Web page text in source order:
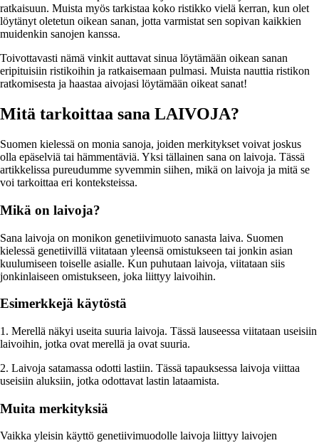
ratkaisuun. Muista myös tarkistaa koko ristikko vielä kerran, kun olet
löytänyt oletetun oikean sanan, jotta varmistat sen sopivan kaikkien
muidenkin sanojen kanssa.
Toivottavasti nämä vinkit auttavat sinua löytämään oikean sanan
eripituisiin ristikoihin ja ratkaisemaan pulmasi. Muista nauttia ristikon
ratkomisesta ja haastaa aivojasi löytämään oikeat sanat!
Mitä tarkoittaa sana LAIVOJA?
Suomen kielessä on monia sanoja, joiden merkitykset voivat joskus
olla epäselviä tai hämmentäviä. Yksi tällainen sana on laivoja. Tässä
artikkelissa pureudumme syvemmin siihen, mikä on laivoja ja mitä se
voi tarkoittaa eri konteksteissa.
Mikä on laivoja?
Sana laivoja on monikon genetiivimuoto sanasta laiva. Suomen
kielessä genetiivillä viitataan yleensä omistukseen tai jonkin asian
kuulumiseen toiselle asialle. Kun puhutaan laivoja, viitataan siis
jonkinlaiseen omistukseen, joka liittyy laivoihin.
Esimerkkejä käytöstä
1. Merellä näkyi useita suuria laivoja. Tässä lauseessa viitataan useisiin
laivoihin, jotka ovat merellä ja ovat suuria.
2. Laivoja satamassa odotti lastiin. Tässä tapauksessa laivoja viittaa
useisiin aluksiin, jotka odottavat lastin lataamista.
Muita merkityksiä
Vaikka yleisin käyttö genetiivimuodolle laivoja liittyy laivojen